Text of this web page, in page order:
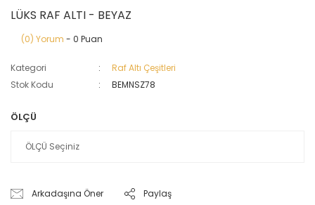
LÜKS RAF ALTI - BEYAZ
(0) Yorum - 0 Puan
Kategori
Raf Altı Çeşitleri
Stok Kodu
BEMNSZ78
ÖLÇÜ
Arkadaşına Öner Paylaş